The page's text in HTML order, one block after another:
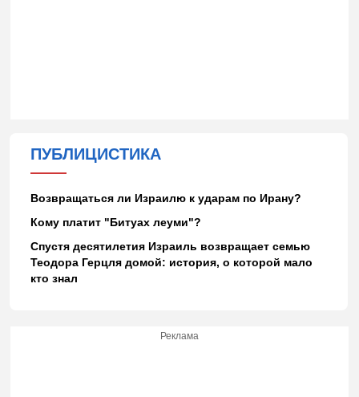
ПУБЛИЦИСТИКА
Возвращаться ли Израилю к ударам по Ирану?
Кому платит "Битуах леуми"?
Спустя десятилетия Израиль возвращает семью
Теодора Герцля домой: история, о которой мало
кто знал
Реклама